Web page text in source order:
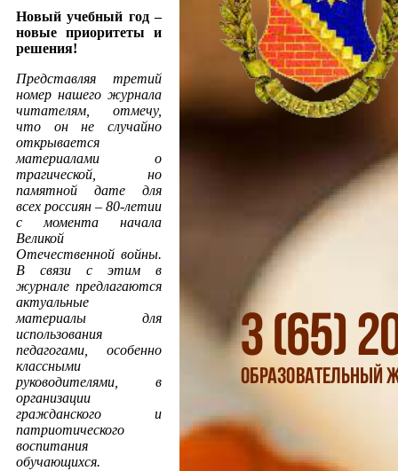
Новый учебный год –
новые приоритеты и
решения!
Представляя третий
номер нашего журнала
читателям, отмечу,
что он не случайно
открывается
материалами о
трагической, но
памятной дате для
всех россиян – 80-летии
с момента начала
Великой
Отечественной войны.
В связи с этим в
журнале предлагаются
актуальные
материалы для
использования
педагогами, особенно
классными
руководителями, в
организации
гражданского и
патриотического
воспитания
обучающихся.